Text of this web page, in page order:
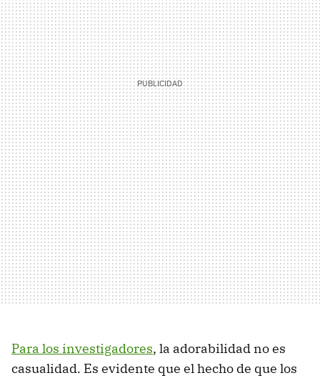
Para los investigadores, la adorabilidad no es
casualidad. Es evidente que el hecho de que los